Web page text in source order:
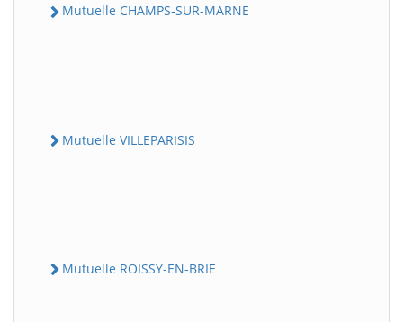
Mutuelle CHAMPS-SUR-MARNE
Mutuelle VILLEPARISIS
Mutuelle ROISSY-EN-BRIE